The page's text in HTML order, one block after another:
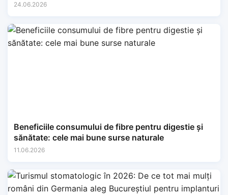
24.06.2026
Beneficiile consumului de fibre pentru digestie și
sănătate: cele mai bune surse naturale
11.06.2026